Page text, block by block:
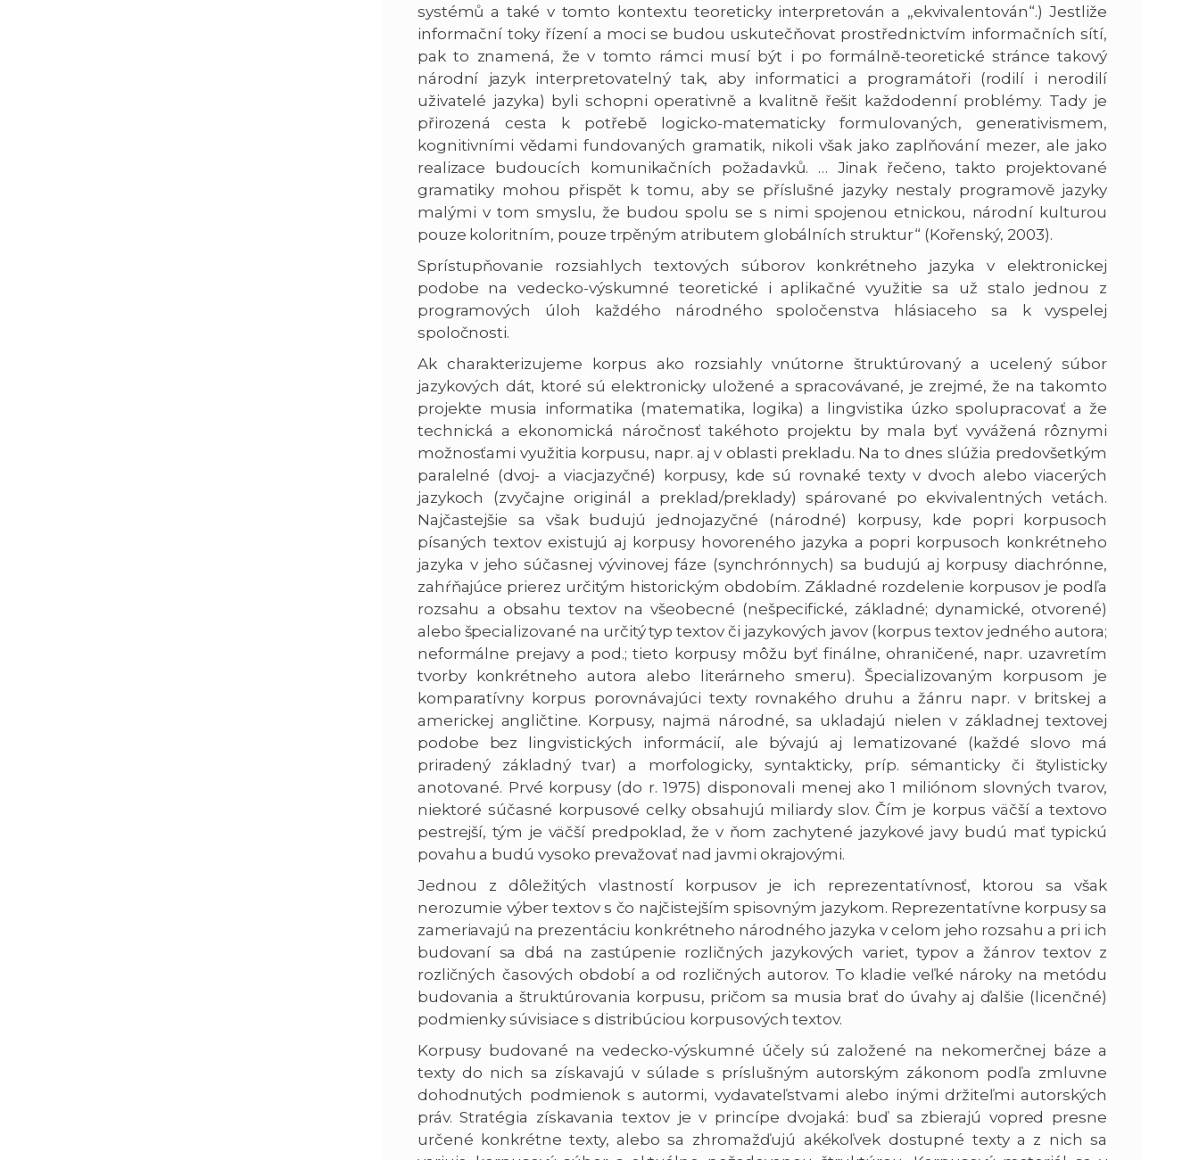
systémů a také v tomto kontextu teoreticky interpretován a „ekvivalentován“.) Jestliže
informační toky řízení a moci se budou uskutečňovat prostřednictvím informačních sítí,
pak to znamená, že v tomto rámci musí být i po formálně-teoretické stránce takový
národní jazyk interpretovatelný tak, aby informatici a programátoři (rodilí i nerodilí
uživatelé jazyka) byli schopni operativně a kvalitně řešit každodenní problémy. Tady je
přirozená cesta k potřebě logicko-matematicky formulovaných, generativismem,
kognitivními vědami fundovaných gramatik, nikoli však jako zaplňování mezer, ale jako
realizace budoucích komunikačních požadavků. … Jinak řečeno, takto projektované
gramatiky mohou přispět k tomu, aby se příslušné jazyky nestaly programově jazyky
malými v tom smyslu, že budou spolu se s nimi spojenou etnickou, národní kulturou
pouze koloritním, pouze trpěným atributem globálních struktur“ (Kořenský, 2003).
Sprístupňovanie rozsiahlych textových súborov konkrétneho jazyka v elektronickej
podobe na vedecko-výskumné teoretické i aplikačné využitie sa už stalo jednou z
programových úloh každého národného spoločenstva hlásiaceho sa k vyspelej
spoločnosti.
Ak charakterizujeme korpus ako rozsiahly vnútorne štruktúrovaný a ucelený súbor
jazykových dát, ktoré sú elektronicky uložené a spracovávané, je zrejmé, že na takomto
projekte musia informatika (matematika, logika) a lingvistika úzko spolupracovať a že
technická a ekonomická náročnosť takéhoto projektu by mala byť vyvážená rôznymi
možnosťami využitia korpusu, napr. aj v oblasti prekladu. Na to dnes slúžia predovšetkým
paralelné (dvoj- a viacjazyčné) korpusy, kde sú rovnaké texty v dvoch alebo viacerých
jazykoch (zvyčajne originál a preklad/preklady) spárované po ekvivalentných vetách.
Najčastejšie sa však budujú jednojazyčné (národné) korpusy, kde popri korpusoch
písaných textov existujú aj korpusy hovoreného jazyka a popri korpusoch konkrétneho
jazyka v jeho súčasnej vývinovej fáze (synchrónnych) sa budujú aj korpusy diachrónne,
zahŕňajúce prierez určitým historickým obdobím. Základné rozdelenie korpusov je podľa
rozsahu a obsahu textov na všeobecné (nešpecifické, základné; dynamické, otvorené)
alebo špecializované na určitý typ textov či jazykových javov (korpus textov jedného autora;
neformálne prejavy a pod.; tieto korpusy môžu byť finálne, ohraničené, napr. uzavretím
tvorby konkrétneho autora alebo literárneho smeru). Špecializovaným korpusom je
komparatívny korpus porovnávajúci texty rovnakého druhu a žánru napr. v britskej a
americkej angličtine. Korpusy, najmä národné, sa ukladajú nielen v základnej textovej
podobe bez lingvistických informácií, ale bývajú aj lematizované (každé slovo má
priradený základný tvar) a morfologicky, syntakticky, príp. sémanticky či štylisticky
anotované. Prvé korpusy (do r. 1975) disponovali menej ako 1 miliónom slovných tvarov,
niektoré súčasné korpusové celky obsahujú miliardy slov. Čím je korpus väčší a textovo
pestrejší, tým je väčší predpoklad, že v ňom zachytené jazykové javy budú mať typickú
povahu a budú vysoko prevažovať nad javmi okrajovými.
Jednou z dôležitých vlastností korpusov je ich reprezentatívnosť, ktorou sa však
nerozumie výber textov s čo najčistejším spisovným jazykom. Reprezentatívne korpusy sa
zameriavajú na prezentáciu konkrétneho národného jazyka v celom jeho rozsahu a pri ich
budovaní sa dbá na zastúpenie rozličných jazykových variet, typov a žánrov textov z
rozličných časových období a od rozličných autorov. To kladie veľké nároky na metódu
budovania a štruktúrovania korpusu, pričom sa musia brať do úvahy aj ďalšie (licenčné)
podmienky súvisiace s distribúciou korpusových textov.
Korpusy budované na vedecko-výskumné účely sú založené na nekomerčnej báze a
texty do nich sa získavajú v súlade s príslušným autorským zákonom podľa zmluvne
dohodnutých podmienok s autormi, vydavateľstvami alebo inými držiteľmi autorských
práv. Stratégia získavania textov je v princípe dvojaká: buď sa zbierajú vopred presne
určené konkrétne texty, alebo sa zhromažďujú akékoľvek dostupné texty a z nich sa